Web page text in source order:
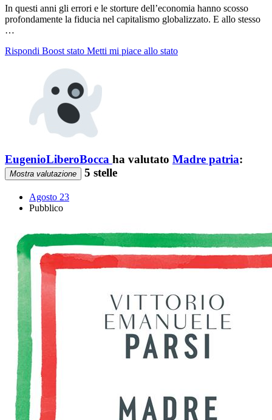
In questi anni gli errori e le storture dell’economia hanno scosso
profondamente la fiducia nel capitalismo globalizzato. E allo stesso
…
Rispondi Boost stato Metti mi piace allo stato
EugenioLiberoBocca ha valutato Madre patria:
Mostra valutazione 5 stelle
Agosto 23
Pubblico